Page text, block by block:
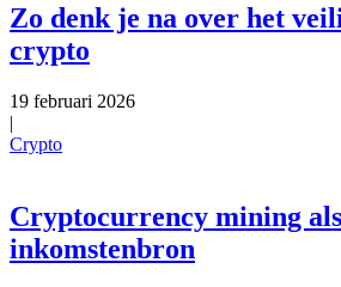
Zo denk je na over het
crypto
19 februari 2026
|
Crypto
Cryptocurrency mining als
inkomstenbron